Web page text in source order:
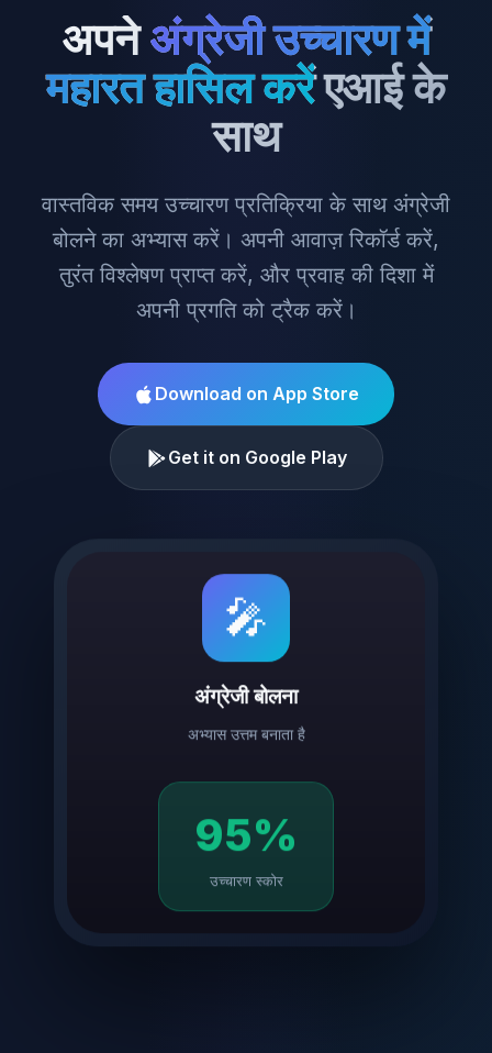
अपनेअंग्रेजी उच्चारण में
महारत हासिल करेंएआई के
साथ
वास्तविक समय उच्चारण प्रतिक्रिया के साथ अंग्रेजी
बोलने का अभ्यास करें। अपनी आवाज़ रिकॉर्ड करें,
तुरंत विश्लेषण प्राप्त करें, और प्रवाह की दिशा में
अपनी प्रगति को ट्रैक करें।
Download on App Store
Get it on Google Play
🎤
अंग्रेजी बोलना
अभ्यास उत्तम बनाता है
95%
उच्चारण स्कोर